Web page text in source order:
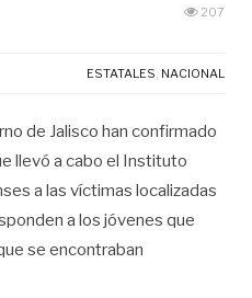
207
ESTATALES, NACIONAL
de Jalisco han confirmado
llevó a cabo el Instituto
a las víctimas localizadas
a los jóvenes que
se encontraban